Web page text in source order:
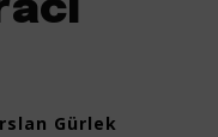
Gürlek